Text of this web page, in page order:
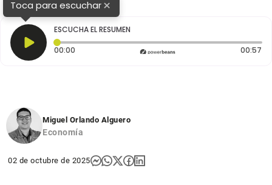
Toca para escuchar×
ESCUCHA EL RESUMEN
00:00 Tiempo transcurrido: 0 segundos 00:57
Miguel Orlando Alguero
Economía
02 de octubre de 2025